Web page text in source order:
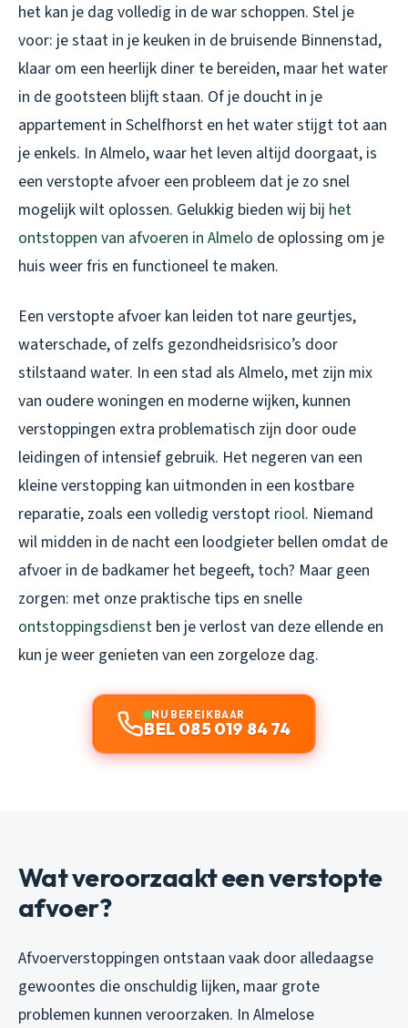
het kan je dag volledig in de war schoppen. Stel je
voor: je staat in je keuken in de bruisende Binnenstad,
klaar om een heerlijk diner te bereiden, maar het water
in de gootsteen blijft staan. Of je doucht in je
appartement in Schelfhorst en het water stijgt tot aan
je enkels. In Almelo, waar het leven altijd doorgaat, is
een verstopte afvoer een probleem dat je zo snel
mogelijk wilt oplossen. Gelukkig bieden wij bij het
ontstoppen van afvoeren in Almelo de oplossing om je
huis weer fris en functioneel te maken.
Een verstopte afvoer kan leiden tot nare geurtjes,
waterschade, of zelfs gezondheidsrisico’s door
stilstaand water. In een stad als Almelo, met zijn mix
van oudere woningen en moderne wijken, kunnen
verstoppingen extra problematisch zijn door oude
leidingen of intensief gebruik. Het negeren van een
kleine verstopping kan uitmonden in een kostbare
reparatie, zoals een volledig verstopt riool. Niemand
wil midden in de nacht een loodgieter bellen omdat de
afvoer in de badkamer het begeeft, toch? Maar geen
zorgen: met onze praktische tips en snelle
ontstoppingsdienst ben je verlost van deze ellende en
kun je weer genieten van een zorgeloze dag.
NU BEREIKBAAR
BEL 085 019 84 74
Wat veroorzaakt een verstopte
afvoer?
Afvoerverstoppingen ontstaan vaak door alledaagse
gewoontes die onschuldig lijken, maar grote
problemen kunnen veroorzaken. In Almelose